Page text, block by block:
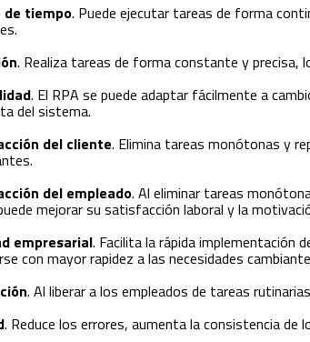
de tiempo. Puede ejecutar tareas de forma
. Realiza tareas de forma constante y precisa,
. El RPA se puede adaptar fácilmente a
del sistema.
del cliente. Elimina tareas monótonas y
del empleado. Al eliminar tareas
mejorar su satisfacción laboral y la
empresarial. Facilita la rápida implementación
con mayor rapidez a las necesidades
. Al liberar a los empleados de tareas
. Reduce los errores, aumenta la consistencia de